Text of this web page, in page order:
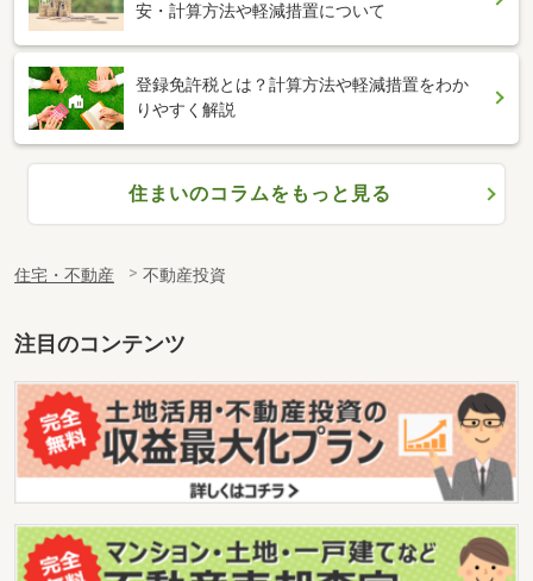
安・計算方法や軽減措置について
登録免許税とは？計算方法や軽減措置をわか
りやすく解説
住まいのコラムをもっと見る
住宅・不動産 不動産投資
注目のコンテンツ